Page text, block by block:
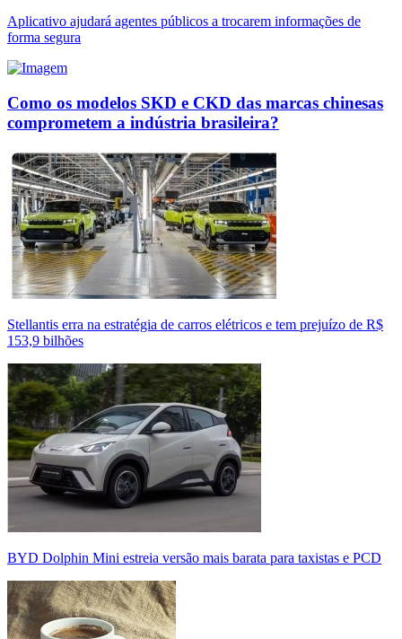
Aplicativo ajudará agentes públicos a trocarem informações de
forma segura
Como os modelos SKD e CKD das marcas chinesas
comprometem a indústria brasileira?
Stellantis erra na estratégia de carros elétricos e tem prejuízo de R$
153,9 bilhões
BYD Dolphin Mini estreia versão mais barata para taxistas e PCD